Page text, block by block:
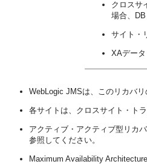
クロスサ
場合、
サイト・
XAデー
WebLogic JMSは、このリカバ
各サイトは、クロスサイト・ト
アクティブ・アクティブ型リカ
参照してください。
Maximum Availability